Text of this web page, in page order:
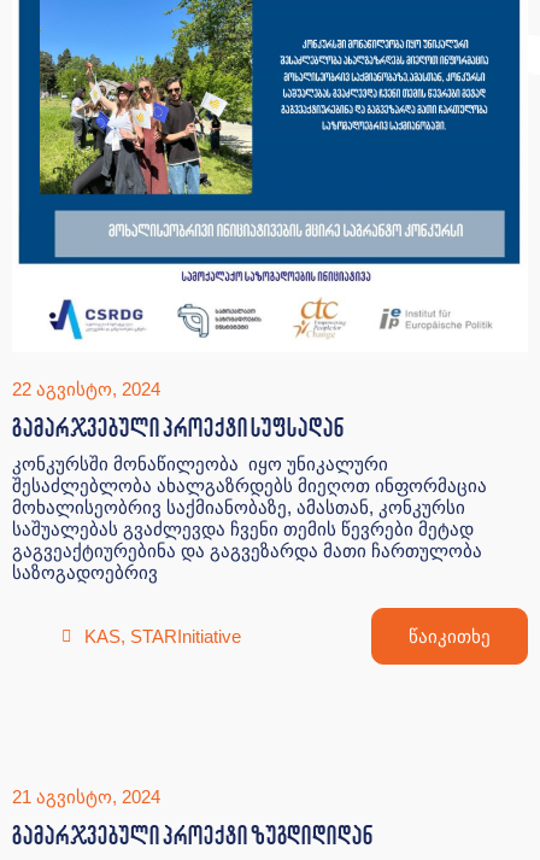
22 აგვისტო, 2024
გამარჯვებული პროექტი სუფსადან
კონკურსში მონაწილეობა იყო უნიკალური
შესაძლებლობა ახალგაზრდებს მიეღოთ ინფორმაცია
მოხალისეობრივ საქმიანობაზე, ამასთან, კონკურსი
საშუალებას გვაძლევდა ჩვენი თემის წევრები მეტად
გაგვეაქტიურებინა და გაგვეზარდა მათი ჩართულობა
საზოგადოებრივ
KAS, STARInitiative წაიკითხე
21 აგვისტო, 2024
გამარჯვებული პროექტი ზუგდიდიდან